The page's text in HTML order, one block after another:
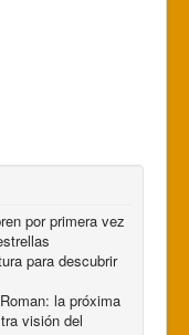
por primera vez
para descubrir
la próxima
visión del